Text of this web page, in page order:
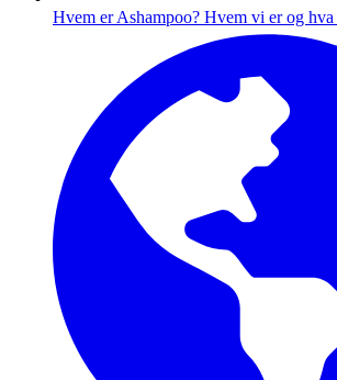
Hvem er Ashampoo? Hvem vi er og